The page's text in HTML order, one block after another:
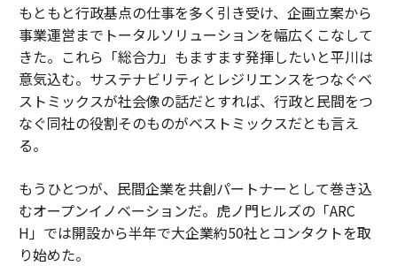
もともと行政基点の仕事を多く引き受け、企画立案から
事業運営までトータルソリューションを幅広くこなして
きた。これら「総合力」もますます発揮したいと平川は
意気込む。サステナビリティとレジリエンスをつなぐベ
ストミックスが社会像の話だとすれば、行政と民間をつ
なぐ同社の役割そのものがベストミックスだとも言え
る。
もうひとつが、民間企業を共創パートナーとして巻き込
むオープンイノベーションだ。虎ノ門ヒルズの「ARC
H」では開設から半年で大企業約50社とコンタクトを取
り始めた。